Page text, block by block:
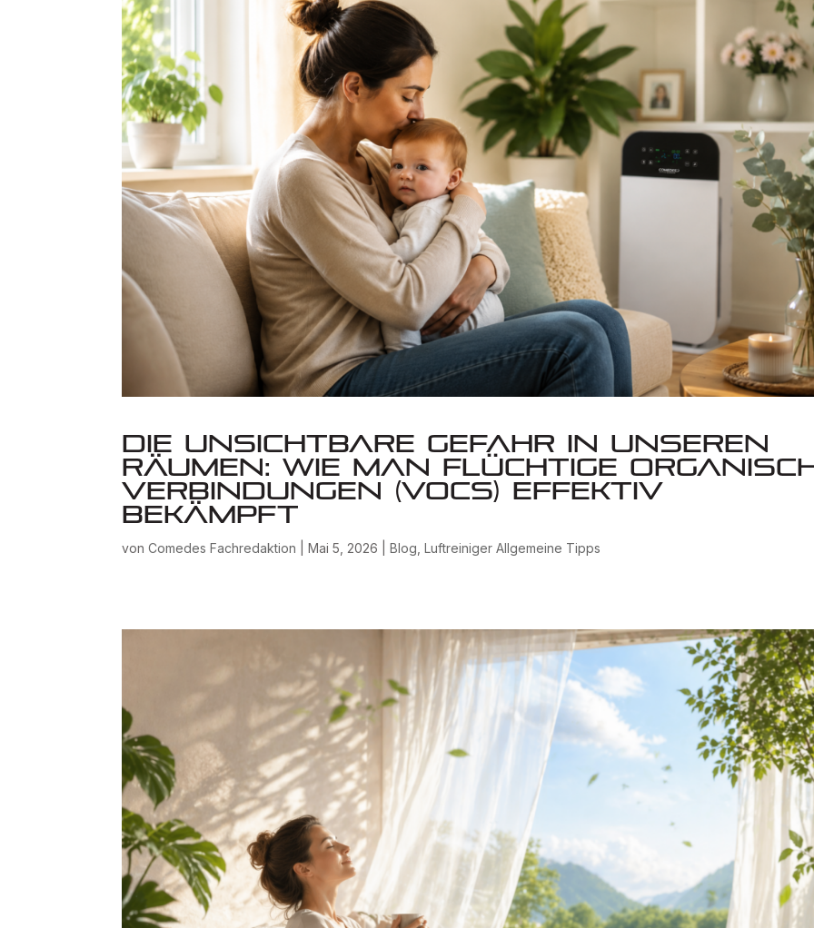
Die unsichtbare Gefahr in unseren
Räumen: Wie man flüchtige
Verbindungen (VOCs) effektiv
bekämpft
vonComedes Fachredaktion |Mai 5, 2026 |Blog ,Luftreiniger Allgemeine Tipps